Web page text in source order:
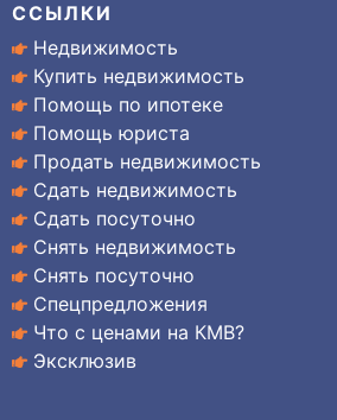
ССЫЛКИ
Недвижимость
Купить недвижимость
Помощь по ипотеке
Помощь юриста
Продать недвижимость
Сдать недвижимость
Сдать посуточно
Снять недвижимость
Снять посуточно
Спецпредложения
Что с ценами на КМВ?
Эксклюзив